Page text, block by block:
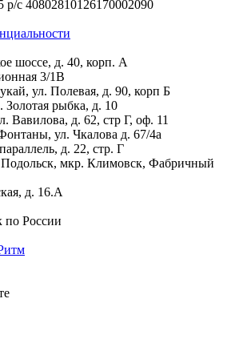
р/с 40802810126170002090
шоссе, д. 40, корп. А
3/1В
ул. Полевая, д. 90, корп Б
Золотая рыбка, д. 10
Вавилова, д. 62, стр Г, оф. 11
ул. Чкалова д. 67/4а
д. 22, стр. Г
мкр. Климовск, Фабричный
д. 16.А
по России